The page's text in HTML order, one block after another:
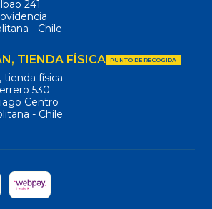
241
- Chile
TIENDA FÍSICA PUNTO DE RECOGIDA
tienda física
530
Centro
- Chile